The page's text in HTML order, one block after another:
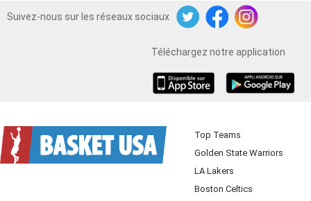
Suivez-nous sur les réseaux sociaux
TwitterFacebookInstagram
Téléchargez notre application
Top Teams
Golden State Warriors
LA Lakers
Boston Celtics